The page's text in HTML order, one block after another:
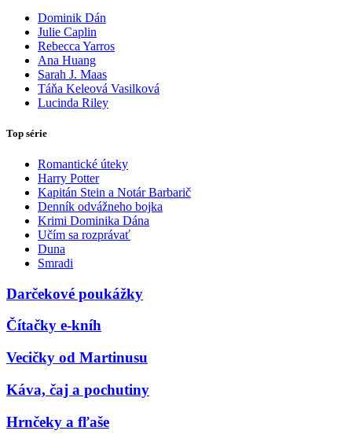
Dominik Dán
Julie Caplin
Rebecca Yarros
Ana Huang
Sarah J. Maas
Táňa Keleová Vasilková
Lucinda Riley
Top série
Romantické úteky
Harry Potter
Kapitán Stein a Notár Barbarič
Denník odvážneho bojka
Krimi Dominika Dána
Učím sa rozprávať
Duna
Smradi
Darčekové poukážky
Čítačky e-kníh
Vecičky od Martinusu
Káva, čaj a pochutiny
Hrnčeky a fľaše